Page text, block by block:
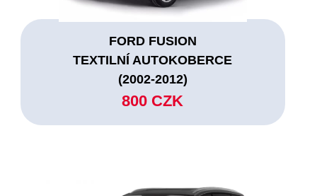
FORD FUSION
TEXTILNÍ AUTOKOBERCE
(2002-2012)
800 CZK